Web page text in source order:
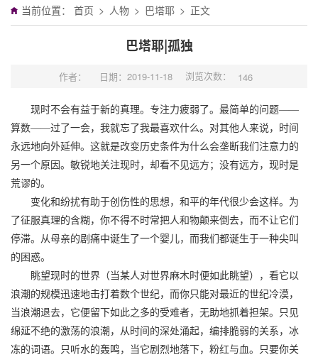
当前位置： 首页 > 人物 > 巴塔耶 > 正文
巴塔耶|孤独
作者： 日期：2019-11-18 浏览次数： 146
现时不会有益于新的真理。专注力疲弱了。最简单的问题——
算数——过了一会，我就忘了我最喜欢什么。对其他人来说，时间
永远地向外延伸。这就是改变历史条件为什么会垄断我们注意力的
另一个原因。敏锐地关注现时，却看不见远方；没有远方，现时是
荒谬的。
变化和纷扰有助于创伤性的思想，和平的年代很少会这样。为
了征服真理的含糊，你不得不时常把人和物颠来倒去，而不让它们
停滞。从母亲的剧痛中诞生了一个婴儿，而我们都诞生于一种尖叫
的困惑。
眺望现时的世界（当某人对世界麻木时便如此眺望），看它以
浪潮的规模迅速地击打着数个世纪，而你只能对最近的世纪冷漠，
当浪潮退去，它便留下如此之多的受难者，无助地抓着担架。只见
绵延不绝的激荡的浪潮，从时间的深处涌起，编排脆弱的关系，冰
冻的词语。只听水的轰鸣，当它剧烈地落下，粉红与血。只要你关